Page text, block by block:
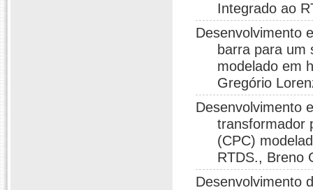
Integrado ao
Desenvolvimento
barra para um
modelado em
Gregório
Desenvolvimento
transformador
(CPC)
RTDS., Breno
Desenvolvimento